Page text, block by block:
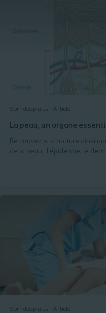
Soin des plaies Article
La peau, un organe
Retrouvez la structure ainsi
de la peau : l'épiderme, le
Soin des plaies Article